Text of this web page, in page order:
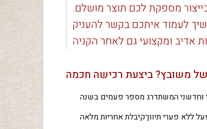
מספקת לכם תוצר מושלם.
לעמוד איתכם בקשר להעניק
וחדשני המשתדרג מספר פעמים בשנה
ללא פערי תיווךקיבלת אחריות מלאה